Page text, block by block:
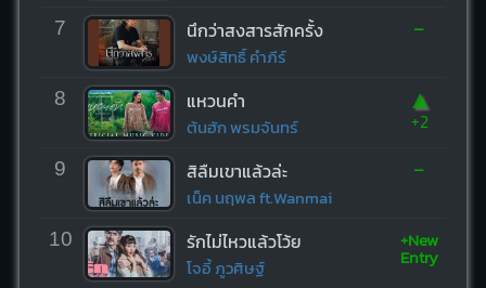
7 นึกว่าสงสารสักครั้ง
พงษ์สิทธิ์ คำภีร์
-
8 แหวนคำ
ต้นฮัก พรมจันทร์
▲
+2
9 สิลืมเขาแล้วล่ะ
เน็ค นฤพล ft.Wanmai
-
10 รักไม่ไหวแล้วโว้ย
โจอี้ ภูวศิษฐ์
+New
Entry